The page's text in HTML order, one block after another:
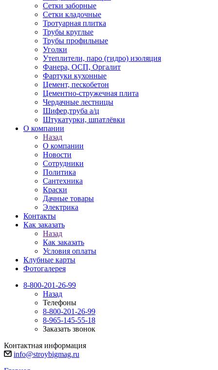
Сетки заборные
Сетки кладочные
Тротуарная плитка
Трубы круглые
Трубы профильные
Уголки
Утеплители, паро (гидро) изоляция
Фанера, ОСП, Оргалит
Фартуки кухонные
Цемент, пескобетон
Цементно-стружечная плита
Чердачные лестницы
Шифер,труба а/ц
Штукатурки, шпатлёвки
О компании
Назад
О компании
Новости
Сотрудники
Политика
Сантехника
Краски
Дачные товары
Электрика
Контакты
Как заказать
Назад
Как заказать
Условия оплаты
Клубные карты
Фотогалерея
8-800-201-26-99
Назад
Телефоны
8-800-201-26-99
8-965-145-55-18
Заказать звонок
Контактная информация
info@stroybigmag.ru